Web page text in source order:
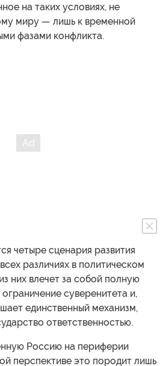
на таких условиях, не
миру — лишь к временной
фазами конфликта.
четыре сценария развития
различиях в политическом
них влечет за собой полную
суверенитета и,
единственный механизм,
ответственностью.
Россию на периферии
перспективе это породит лишь